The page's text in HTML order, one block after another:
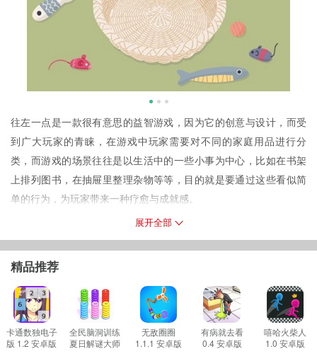
往左一点是一款很有意思的益智游戏，因为它的创意与设计，而受
到广大玩家的青睐，在游戏中玩家需要对不同的家庭用品进行分
类，而游戏的场景往往是以生活中的一些小事为中心，比如在书架
上排列图书，在抽屉里整理杂物等等，目的就是要通过这些看似简
单的行为，为玩家带来一种疗愈与成就感。
2。游戏中会有一些辅助工具，可以让玩家在遇到困难时加快速度。
3。游戏中有许多关卡，每个关卡都有不同的难度，这给玩家带来了
不同的快乐。
游戏集锦
1。在游戏中，你应该用手指在屏幕上滑动，然后根据提示将目标调
整到合适的角度和方向。
展开全部
精品推荐
卡通数独电子
版 1.2 安卓版
全民脑洞训练
夏日解谜大师
无敌圈圈
1.1.1 安卓版
有病就去看
0.4 安卓版
嘻哈火柴人
1.0 安卓版